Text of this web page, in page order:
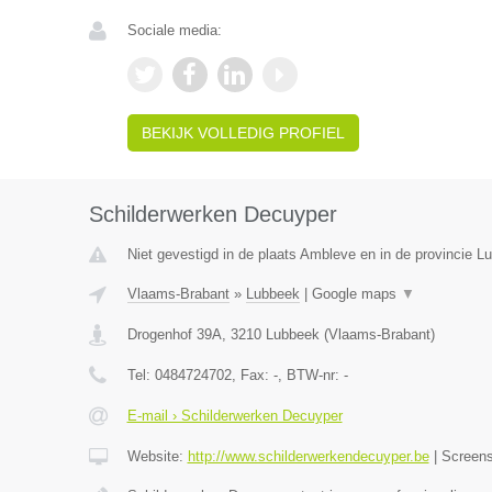
Sociale media:
BEKIJK VOLLEDIG PROFIEL
Schilderwerken Decuyper
Niet gevestigd in de plaats Ambleve en in de provincie
Vlaams-Brabant» Lubbeek| Google maps ▼
Drogenhof 39A, 3210 Lubbeek(Vlaams-Brabant)
Tel: 0484724702, Fax: -, BTW-nr: -
E-mail › Schilderwerken Decuyper
Website: http://www.schilderwerkendecuyper.be|